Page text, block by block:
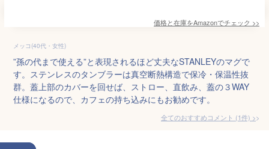
価格と在庫をAmazonでチェック >>
メッコ(40代・女性)
”孫の代まで使える”と表現されるほど丈夫なSTANLEYのマグで
す。ステンレスのタンブラーは真空断熱構造で保冷・保温性抜
群。蓋上部のカバーを回せば、ストロー、直飲み、蓋の３WAY
仕様になるので、カフェの持ち込みにもお勧めです。
全てのおすすめコメント (1件) >